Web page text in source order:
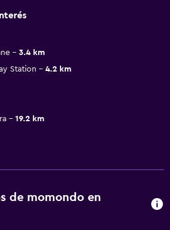
3.4 km
Station
4.2 km
19.2 km
de momondo en